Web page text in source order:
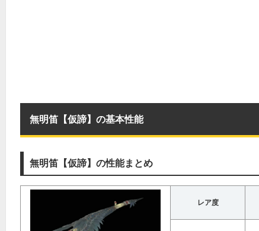
無明笛【仮諦】の基本性能
無明笛【仮諦】の性能まとめ
レア度